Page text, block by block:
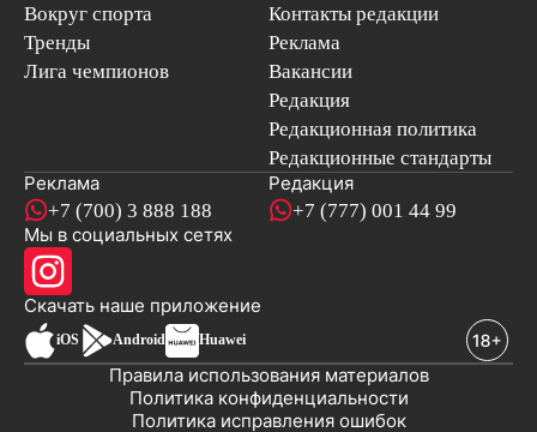
Вокруг спорта
Тренды
Лига чемпионов
Контакты редакции
Реклама
Вакансии
Редакция
Редакционная политика
Редакционные стандарты
Реклама
+7 (700) 3 888 188
Редакция
+7 (777) 001 44 99
Мы в социальных сетях
Скачать наше приложениеновостей
iOS Android Huawei
Политика исправления ошибок
Политика конфиденциальности
Правила использования материалов